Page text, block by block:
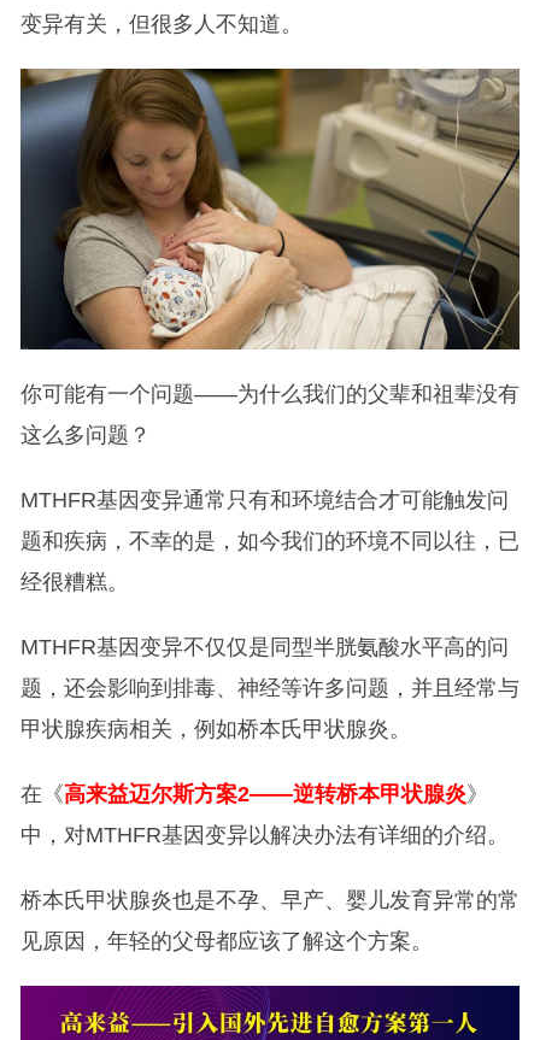
变异有关，但很多人不知道。
你可能有一个问题——为什么我们的父辈和祖辈没有
这么多问题？
MTHFR基因变异通常只有和环境结合才可能触发问
题和疾病，不幸的是，如今我们的环境不同以往，已
经很糟糕。
MTHFR基因变异不仅仅是同型半胱氨酸水平高的问
题，还会影响到排毒、神经等许多问题，并且经常与
甲状腺疾病相关，例如桥本氏甲状腺炎。
在《高来益迈尔斯方案2——逆转桥本甲状腺炎》
中，对MTHFR基因变异以解决办法有详细的介绍。
桥本氏甲状腺炎也是不孕、早产、婴儿发育异常的常
见原因，年轻的父母都应该了解这个方案。